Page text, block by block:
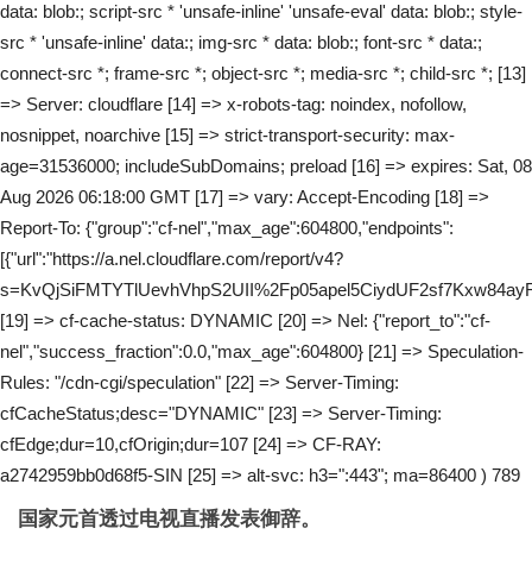
data: blob:; script-src * 'unsafe-inline' 'unsafe-eval' data: blob:; style-
src * 'unsafe-inline' data:; img-src * data: blob:; font-src * data:;
connect-src *; frame-src *; object-src *; media-src *; child-src *; [13]
=> Server: cloudflare [14] => x-robots-tag: noindex, nofollow,
nosnippet, noarchive [15] => strict-transport-security: max-
age=31536000; includeSubDomains; preload [16] => expires: Sat, 08
Aug 2026 06:18:00 GMT [17] => vary: Accept-Encoding [18] =>
Report-To: {"group":"cf-nel","max_age":604800,"endpoints":
[{"url":"https://a.nel.cloudflare.com/report/v4?
[19] => cf-cache-status: DYNAMIC [20] => Nel: {"report_to":"cf-
nel","success_fraction":0.0,"max_age":604800} [21] => Speculation-
Rules: "/cdn-cgi/speculation" [22] => Server-Timing:
cfCacheStatus;desc="DYNAMIC" [23] => Server-Timing:
cfEdge;dur=10,cfOrigin;dur=107 [24] => CF-RAY:
a2742959bb0d68f5-SIN [25] => alt-svc: h3=":443"; ma=86400 ) 789
国家元首透过电视直播发表御辞。